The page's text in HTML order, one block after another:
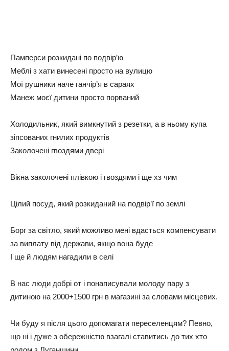
Памперси розкидані по подвір’ю
Меблі з хати винесені просто на вулицю
Мої рушники наче ганчір’я в сараях
Манеж моєї дитини просто порваний
Холодильник, який вимкнутий з резетки, а в ньому купа
зіпсованих гнилих продуктів
Заколочені гвоздями двері
Вікна заколочені плівкою і гвоздями і ще хз чим
Цілий посуд, який розкиданий на подвір’ї по землі
Борг за світло, який можливо мені вдасться компенсувати
за виплату від держави, якщо вона буде
І ще й людям нагадили в селі
В нас люди добрі от і понаписували молоду пару з
дитиною на 2000+1500 грн в магазині за словами місцевих.
Чи буду я після цього допомагати переселенцям? Певно,
що ні і дуже з обережністю взагалі ставитись до тих хто